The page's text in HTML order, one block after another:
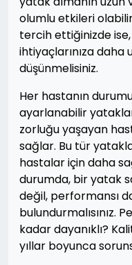
olumlu etkileri
tercih ettiğinizde ise,
ihtiyaçlarınıza daha
düşünmelisiniz.
Her hastanın
ayarlanabilir
zorluğu yaşayan
sağlar. Bu tür
hastalar için daha
durumda, bir yatak
değil, performansı
bulundurmalısınız.
kadar dayanıklı?
yıllar boyunca